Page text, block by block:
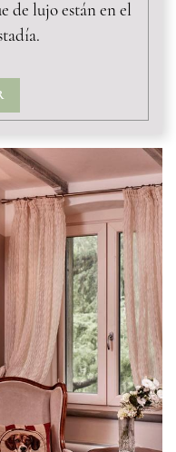
de lujo están en el